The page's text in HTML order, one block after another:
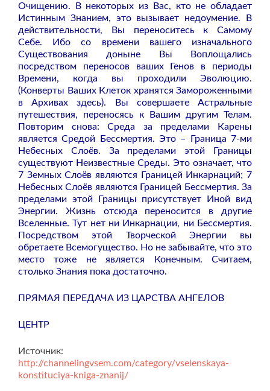
Очищению. В некоторых из Вас, кто не обладает
Истинным Знанием, это вызывает недоумение. В
действительности, Вы переноситесь к Самому
Себе. Ибо со времени вашего изначального
Существования доныне Вы Воплощались
посредством переносов ваших Генов в периоды
Времени, когда вы проходили Эволюцию.
(Конверты Ваших Клеток хранятся Замороженными
в Архивах здесь). Вы совершаете Астральные
путешествия, переносясь к Вашим другим Телам.
Повторим снова: Среда за пределами Карены
является Средой Бессмертия. Это – Граница 7-ми
Небесных Слоёв. За пределами этой Границы
существуют Неизвестные Среды. Это означает, что
7 Земных Слоёв являются Границей Инкарнаций; 7
Небесных Слоёв являются Границей Бессмертия. За
пределами этой Границы присутствует Иной вид
Энергии. Жизнь отсюда переносится в другие
Вселенные. Тут нет ни Инкарнации, ни Бессмертия.
Посредством этой Творческой Энергии вы
обретаете Всемогущество. Но не забывайте, что это
место тоже не является Конечным. Считаем,
столько Знания пока достаточно.
ПРЯМАЯ ПЕРЕДАЧА ИЗ ЦАРСТВА АНГЕЛОВ
ЦЕНТР
Источник:
http://channelingvsem.com/category/vselenskaya-
konstituciya-kniga-znanij/